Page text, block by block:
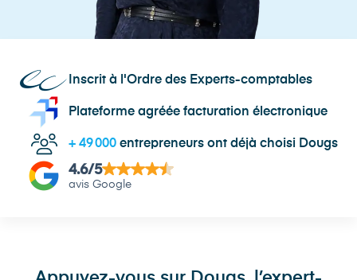
Inscrit à l'Ordre des Experts-comptables
Plateforme agréée facturation électronique
+ 49 000 entrepreneurs ont déjà choisi Dougs
4.6/5
avis Google